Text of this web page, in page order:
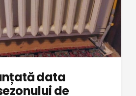
data
de